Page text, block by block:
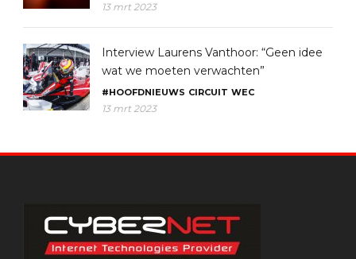
13 mrt 2023
Interview Laurens Vanthoor: “Geen idee
wat we moeten verwachten”
#HOOFDNIEUWS CIRCUIT WEC
13 mrt 2023